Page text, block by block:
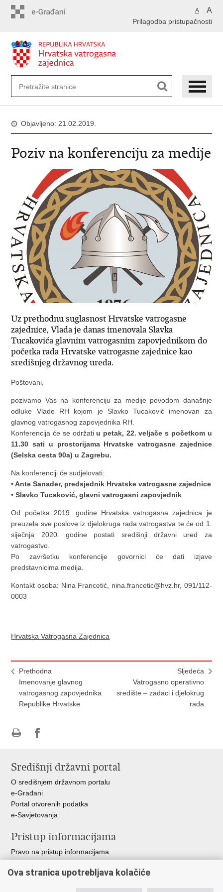
A A
Prilagodba pristupačnosti
Objavljeno: 21.02.2019.
Poziv na konferenciju za medije
Uz prethodnu suglasnost Hrvatske vatrogasne
zajednice, Vlada je danas imenovala Slavka
Tucakovića glavnim vatrogasnim zapovjednikom do
početka rada Hrvatske vatrogasne zajednice kao
središnjeg državnog ureda.
Poštovani,
pozivamo Vas na konferenciju za medije povodom današnje
odluke Vlade RH kojom je Slavko Tucaković imenovan za
glavnog vatrogasnog zapovjednika RH.
Konferencija će se održatiu petak, 22. veljače s početkom u
11.30 sati u prostorijama Hrvatske vatrogasne zajednice
(Selska cesta 90a) u Zagrebu.
Na konferenciji će sudjelovati:
• Ante Sanader, predsjednik Hrvatske vatrogasne zajednice
• Slavko Tucaković, glavni vatrogasni zapovjednik
Od početka 2019. godine Hrvatska vatrogasna zajednica je
preuzela sve poslove iz djelokruga rada vatrogastva te će od 1.
siječnja 2020. godine postati središnji državni ured za
vatrogastvo.
Po završetku konferencije govornici će dati izjave
predstavnicima medija.
Kontakt osoba: Nina Francetić, nina.francetic@hvz.hr, 091/112-
0003
Hrvatska Vatrogasna Zajednica
Prethodna
Imenovanje glavnog
vatrogasnog zapovjednika
Republike Hrvatske
Sljedeća
Vatrogasno operativno
središte – zadaci i djelokrug
rada
Facebooku
Središnji državni portal
O središnjem državnom portalu
e-Građani
Portal otvorenih podatka
e-Savjetovanja
Pristup informacijama
Pravo na pristup informacijama
Pozivi za žurnu pomoć
Ova stranica upotrebljava kolačiće